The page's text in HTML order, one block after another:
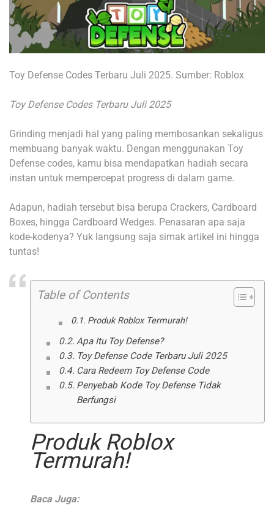
Toy Defense Codes Terbaru Juli 2025. Sumber: Roblox
Toy Defense Codes Terbaru Juli 2025
Grinding menjadi hal yang paling membosankan sekaligus
membuang banyak waktu. Dengan menggunakan Toy
Defense codes, kamu bisa mendapatkan hadiah secara
instan untuk mempercepat progress di dalam game.
Adapun, hadiah tersebut bisa berupa Crackers, Cardboard
Boxes, hingga Cardboard Wedges. Penasaran apa saja
kode-kodenya? Yuk langsung saja simak artikel ini hingga
tuntas!
Table of Contents
Produk Roblox Termurah!
Apa Itu Toy Defense?
Toy Defense Code Terbaru Juli 2025
Cara Redeem Toy Defense Code
Penyebab Kode Toy Defense Tidak
Berfungsi
Produk Roblox
Termurah!
Baca Juga: